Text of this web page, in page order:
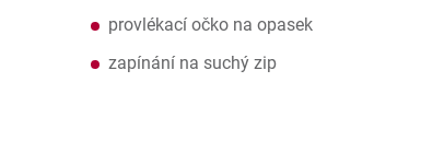
provlékací očko na opasek
zapínání na suchý zip